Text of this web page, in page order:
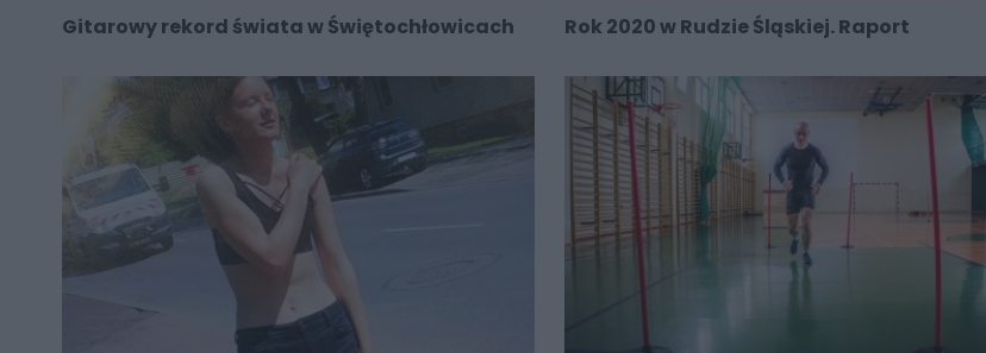
Gitarowy rekord świata w Świętochłowicach Rok 2020 w Rudzie Śląskiej. Raport